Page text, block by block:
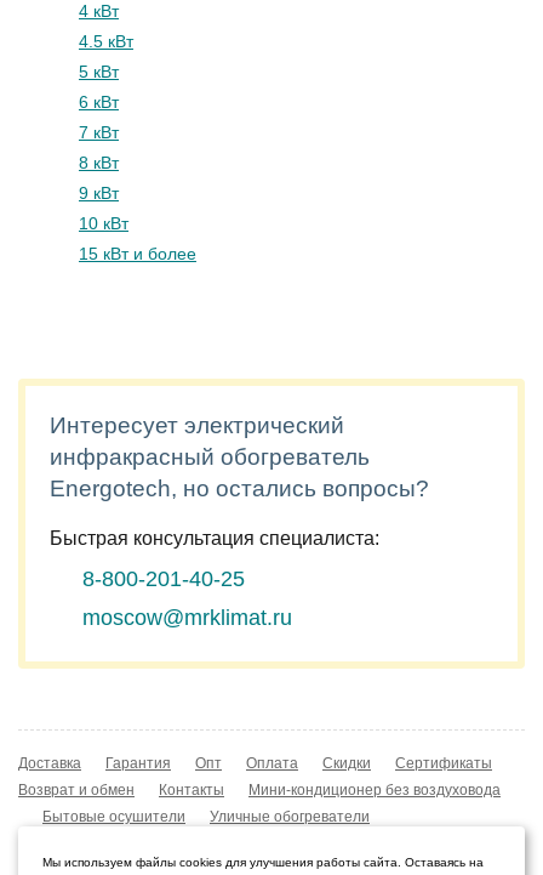
4 кВт
4.5 кВт
5 кВт
6 кВт
7 кВт
8 кВт
9 кВт
10 кВт
15 кВт и более
Интересует электрический
инфракрасный обогреватель
Energotech, но остались вопросы?
Быстрая консультация специалиста:
8-800-201-40-25
moscow@mrklimat.ru
Доставка Гарантия Опт Оплата Скидки
Сертификаты
Возврат и обмен
Контакты
Мини-кондиционер без воздуховода
Бытовые осушители
Уличные обогреватели
Охладители воздуха
Конвекторы NOBO
Мы используем файлы cookies для улучшения работы сайта. Оставаясь на